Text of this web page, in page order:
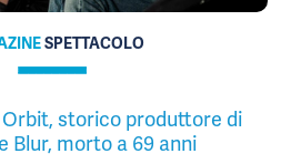
SPETTACOLO
Orbit, storico produttore di
Blur, morto a 69 anni